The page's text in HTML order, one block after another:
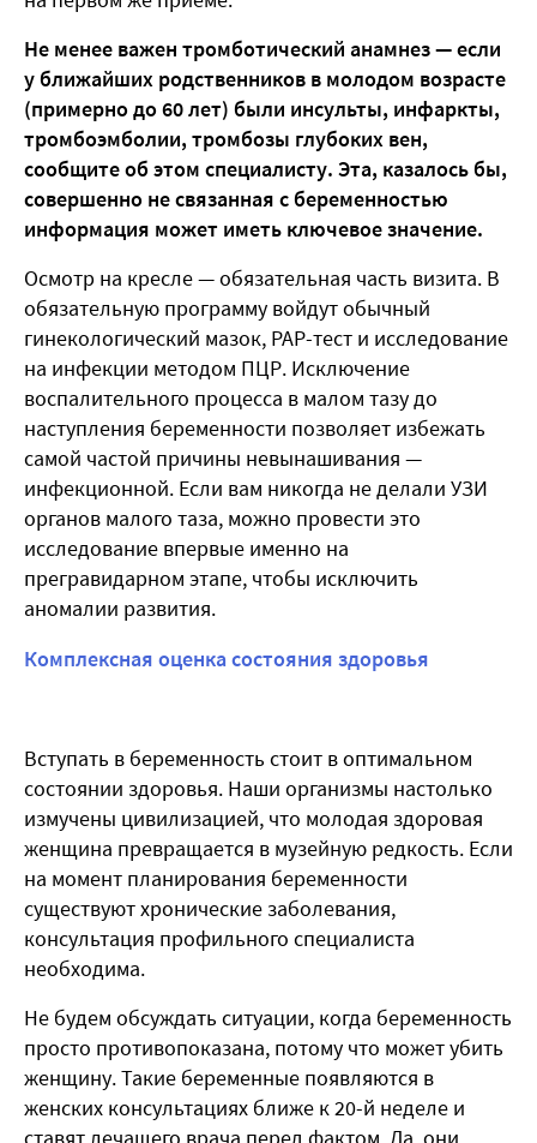
Не менее важен тромботический анамнез — если
у ближайших родственников в молодом возрасте
(примерно до 60 лет) были инсульты, инфаркты,
тромбоэмболии, тромбозы глубоких вен,
сообщите об этом специалисту. Эта, казалось бы,
совершенно не связанная с беременностью
информация может иметь ключевое значение.
Осмотр на кресле — обязательная часть визита. В
обязательную программу войдут обычный
гинекологический мазок, РАР-тест и исследование
на инфекции методом ПЦР. Исключение
воспалительного процесса в малом тазу до
наступления беременности позволяет избежать
самой частой причины невынашивания —
инфекционной. Если вам никогда не делали УЗИ
органов малого таза, можно провести это
исследование впервые именно на
прегравидарном этапе, чтобы исключить
аномалии развития.
Комплексная оценка состояния здоровья
Вступать в беременность стоит в оптимальном
состоянии здоровья. Наши организмы настолько
измучены цивилизацией, что молодая здоровая
женщина превращается в музейную редкость. Если
на момент планирования беременности
существуют хронические заболевания,
консультация профильного специалиста
необходима.
Не будем обсуждать ситуации, когда беременность
просто противопоказана, потому что может убить
женщину. Такие беременные появляются в
женских консультациях ближе к 20-й неделе и